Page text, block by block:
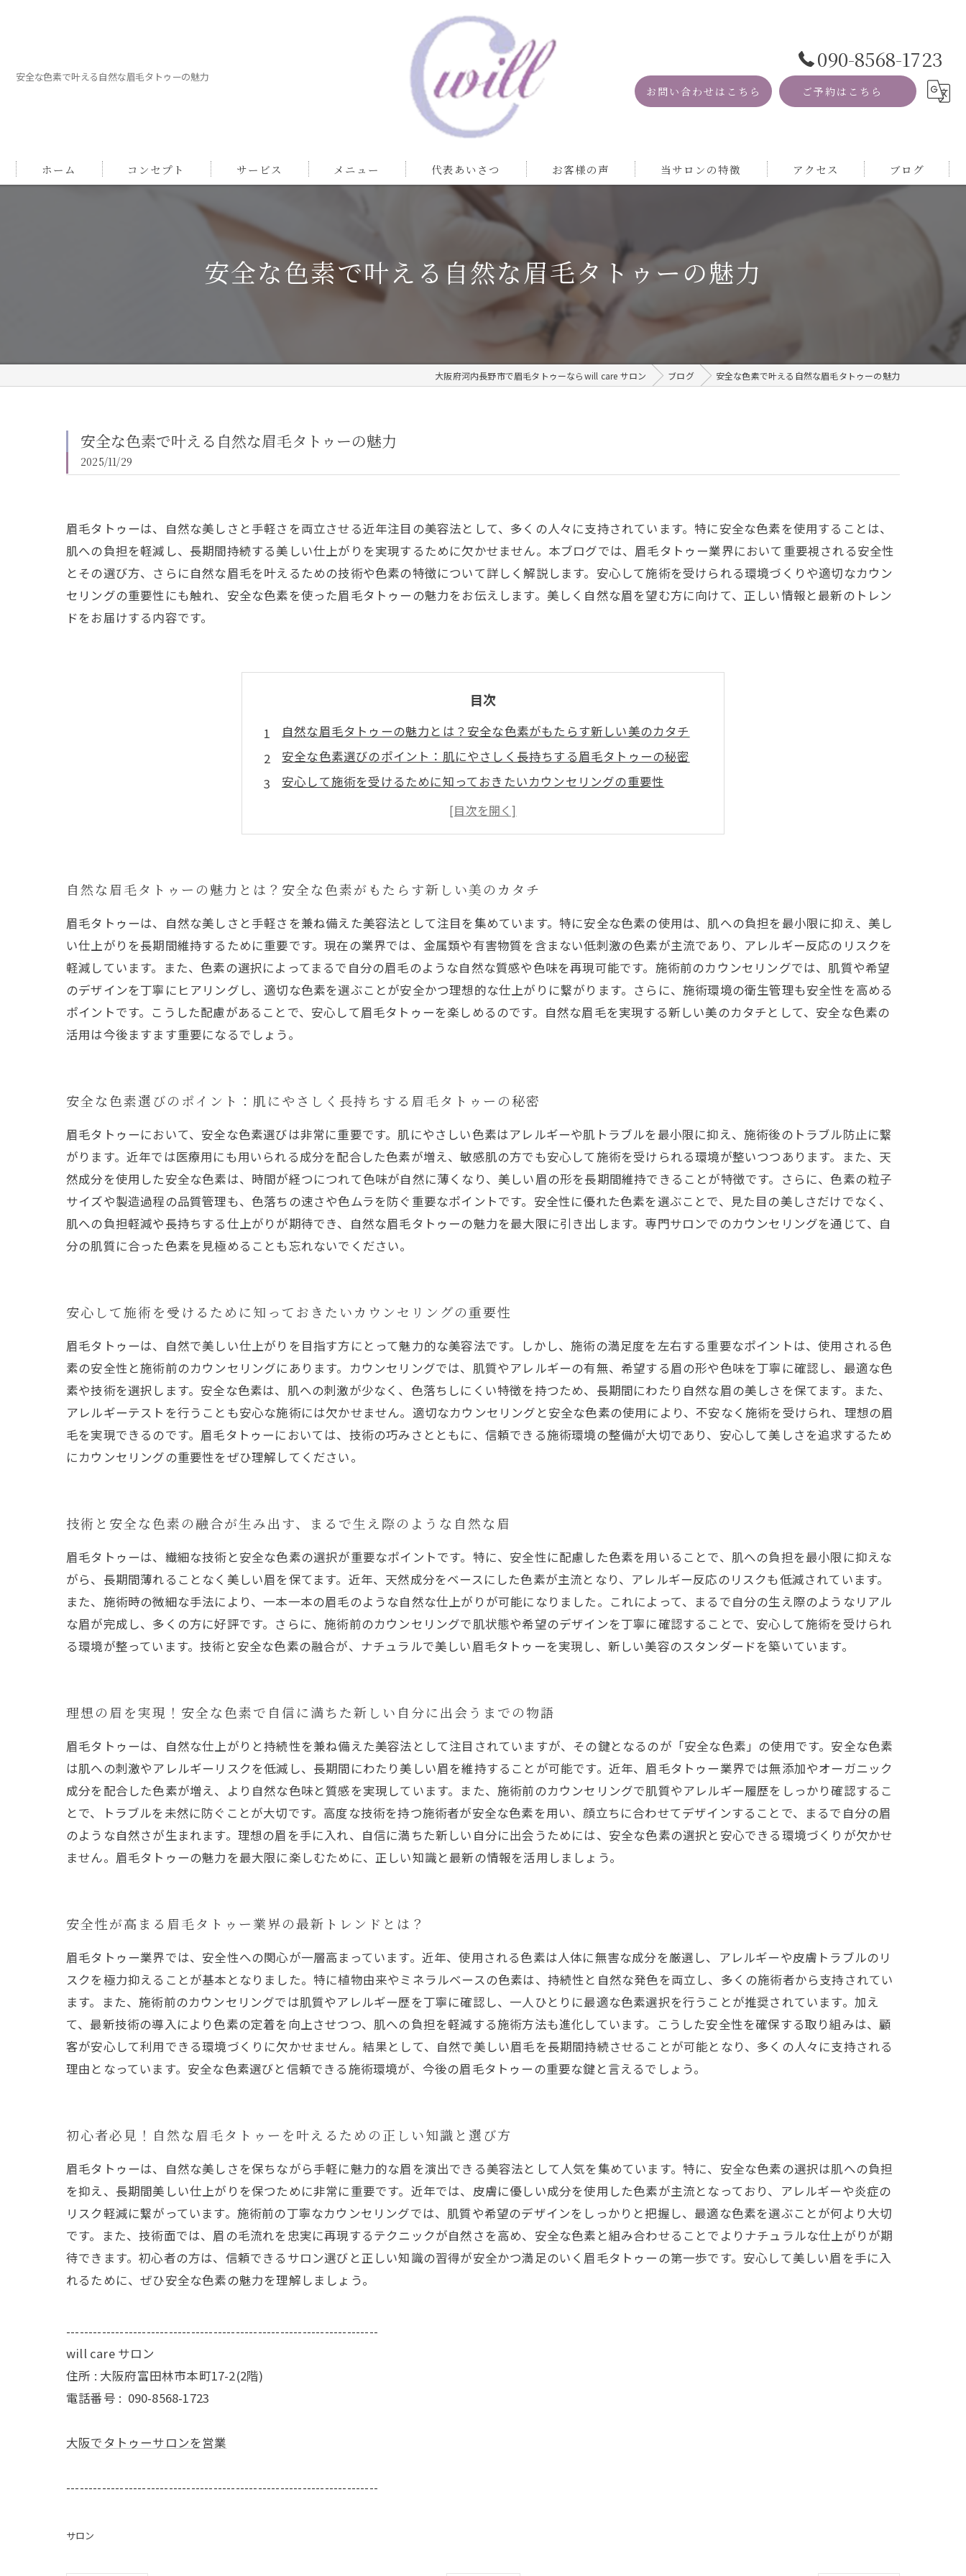
安全な色素で叶える自然な眉毛タトゥーの魅力
090-8568-1723
お問い合わせはこちら ご予約はこちら
ホーム コンセプト サービス メニュー 代表あいさつ お客様の声 当サロンの特徴
MRI
サロン
アクセス ブログ
安全な色素で叶える自然な眉毛タトゥーの魅力
大阪府河内長野市で眉毛タトゥーならwill care サロン ブログ 安全な色素で叶える自然な眉毛タトゥーの魅力
安全な色素で叶える自然な眉毛タトゥーの魅力
2025/11/29
眉毛タトゥーは、自然な美しさと手軽さを両立させる近年注目の美容法として、多くの人々に支持されています。特に安全な色素を使用することは、
肌への負担を軽減し、長期間持続する美しい仕上がりを実現するために欠かせません。本ブログでは、眉毛タトゥー業界において重要視される安全性
とその選び方、さらに自然な眉毛を叶えるための技術や色素の特徴について詳しく解説します。安心して施術を受けられる環境づくりや適切なカウン
セリングの重要性にも触れ、安全な色素を使った眉毛タトゥーの魅力をお伝えします。美しく自然な眉を望む方に向けて、正しい情報と最新のトレン
ドをお届けする内容です。
目次
自然な眉毛タトゥーの魅力とは？安全な色素がもたらす新しい美のカタチ
安全な色素選びのポイント：肌にやさしく長持ちする眉毛タトゥーの秘密
安心して施術を受けるために知っておきたいカウンセリングの重要性
技術と安全な色素の融合が生み出す、まるで生え際のような自然な眉
理想の眉を実現！安全な色素で自信に満ちた新しい自分に出会うまでの物語
初心者必見！自然な眉毛タトゥーを叶えるための正しい知識と選び方
自然な眉毛タトゥーの魅力とは？安全な色素がもたらす新しい美のカタチ
眉毛タトゥーは、自然な美しさと手軽さを兼ね備えた美容法として注目を集めています。特に安全な色素の使用は、肌への負担を最小限に抑え、美し
い仕上がりを長期間維持するために重要です。現在の業界では、金属類や有害物質を含まない低刺激の色素が主流であり、アレルギー反応のリスクを
軽減しています。また、色素の選択によってまるで自分の眉毛のような自然な質感や色味を再現可能です。施術前のカウンセリングでは、肌質や希望
のデザインを丁寧にヒアリングし、適切な色素を選ぶことが安全かつ理想的な仕上がりに繋がります。さらに、施術環境の衛生管理も安全性を高める
ポイントです。こうした配慮があることで、安心して眉毛タトゥーを楽しめるのです。自然な眉毛を実現する新しい美のカタチとして、安全な色素の
活用は今後ますます重要になるでしょう。
安全な色素選びのポイント：肌にやさしく長持ちする眉毛タトゥーの秘密
眉毛タトゥーにおいて、安全な色素選びは非常に重要です。肌にやさしい色素はアレルギーや肌トラブルを最小限に抑え、施術後のトラブル防止に繋
がります。近年では医療用にも用いられる成分を配合した色素が増え、敏感肌の方でも安心して施術を受けられる環境が整いつつあります。また、天
然成分を使用した安全な色素は、時間が経つにつれて色味が自然に薄くなり、美しい眉の形を長期間維持できることが特徴です。さらに、色素の粒子
サイズや製造過程の品質管理も、色落ちの速さや色ムラを防ぐ重要なポイントです。安全性に優れた色素を選ぶことで、見た目の美しさだけでなく、
肌への負担軽減や長持ちする仕上がりが期待でき、自然な眉毛タトゥーの魅力を最大限に引き出します。専門サロンでのカウンセリングを通じて、自
分の肌質に合った色素を見極めることも忘れないでください。
安心して施術を受けるために知っておきたいカウンセリングの重要性
眉毛タトゥーは、自然で美しい仕上がりを目指す方にとって魅力的な美容法です。しかし、施術の満足度を左右する重要なポイントは、使用される色
素の安全性と施術前のカウンセリングにあります。カウンセリングでは、肌質やアレルギーの有無、希望する眉の形や色味を丁寧に確認し、最適な色
素や技術を選択します。安全な色素は、肌への刺激が少なく、色落ちしにくい特徴を持つため、長期間にわたり自然な眉の美しさを保てます。また、
アレルギーテストを行うことも安心な施術には欠かせません。適切なカウンセリングと安全な色素の使用により、不安なく施術を受けられ、理想の眉
毛を実現できるのです。眉毛タトゥーにおいては、技術の巧みさとともに、信頼できる施術環境の整備が大切であり、安心して美しさを追求するため
にカウンセリングの重要性をぜひ理解してください。
技術と安全な色素の融合が生み出す、まるで生え際のような自然な眉
眉毛タトゥーは、繊細な技術と安全な色素の選択が重要なポイントです。特に、安全性に配慮した色素を用いることで、肌への負担を最小限に抑えな
がら、長期間薄れることなく美しい眉を保てます。近年、天然成分をベースにした色素が主流となり、アレルギー反応のリスクも低減されています。
また、施術時の微細な手法により、一本一本の眉毛のような自然な仕上がりが可能になりました。これによって、まるで自分の生え際のようなリアル
な眉が完成し、多くの方に好評です。さらに、施術前のカウンセリングで肌状態や希望のデザインを丁寧に確認することで、安心して施術を受けられ
る環境が整っています。技術と安全な色素の融合が、ナチュラルで美しい眉毛タトゥーを実現し、新しい美容のスタンダードを築いています。
理想の眉を実現！安全な色素で自信に満ちた新しい自分に出会うまでの物語
眉毛タトゥーは、自然な仕上がりと持続性を兼ね備えた美容法として注目されていますが、その鍵となるのが「安全な色素」の使用です。安全な色素
は肌への刺激やアレルギーリスクを低減し、長期間にわたり美しい眉を維持することが可能です。近年、眉毛タトゥー業界では無添加やオーガニック
成分を配合した色素が増え、より自然な色味と質感を実現しています。また、施術前のカウンセリングで肌質やアレルギー履歴をしっかり確認するこ
とで、トラブルを未然に防ぐことが大切です。高度な技術を持つ施術者が安全な色素を用い、顔立ちに合わせてデザインすることで、まるで自分の眉
のような自然さが生まれます。理想の眉を手に入れ、自信に満ちた新しい自分に出会うためには、安全な色素の選択と安心できる環境づくりが欠かせ
ません。眉毛タトゥーの魅力を最大限に楽しむために、正しい知識と最新の情報を活用しましょう。
安全性が高まる眉毛タトゥー業界の最新トレンドとは？
眉毛タトゥー業界では、安全性への関心が一層高まっています。近年、使用される色素は人体に無害な成分を厳選し、アレルギーや皮膚トラブルのリ
スクを極力抑えることが基本となりました。特に植物由来やミネラルベースの色素は、持続性と自然な発色を両立し、多くの施術者から支持されてい
ます。また、施術前のカウンセリングでは肌質やアレルギー歴を丁寧に確認し、一人ひとりに最適な色素選択を行うことが推奨されています。加え
て、最新技術の導入により色素の定着を向上させつつ、肌への負担を軽減する施術方法も進化しています。こうした安全性を確保する取り組みは、顧
客が安心して利用できる環境づくりに欠かせません。結果として、自然で美しい眉毛を長期間持続させることが可能となり、多くの人々に支持される
理由となっています。安全な色素選びと信頼できる施術環境が、今後の眉毛タトゥーの重要な鍵と言えるでしょう。
初心者必見！自然な眉毛タトゥーを叶えるための正しい知識と選び方
眉毛タトゥーは、自然な美しさを保ちながら手軽に魅力的な眉を演出できる美容法として人気を集めています。特に、安全な色素の選択は肌への負担
を抑え、長期間美しい仕上がりを保つために非常に重要です。近年では、皮膚に優しい成分を使用した色素が主流となっており、アレルギーや炎症の
リスク軽減に繋がっています。施術前の丁寧なカウンセリングでは、肌質や希望のデザインをしっかりと把握し、最適な色素を選ぶことが何より大切
です。また、技術面では、眉の毛流れを忠実に再現するテクニックが自然さを高め、安全な色素と組み合わせることでよりナチュラルな仕上がりが期
待できます。初心者の方は、信頼できるサロン選びと正しい知識の習得が安全かつ満足のいく眉毛タトゥーの第一歩です。安心して美しい眉を手に入
れるために、ぜひ安全な色素の魅力を理解しましょう。
----------------------------------------------------------------------
will care サロン
住所 : 大阪府富田林市本町17-2(2階)
電話番号 : 090-8568-1723
大阪でタトゥーサロンを営業
----------------------------------------------------------------------
サロン